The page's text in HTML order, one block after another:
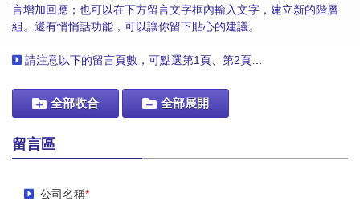
言增加回應；也可以在下方留言文字框內輸入文字，建立新的階層
組。還有悄悄話功能，可以讓你留下貼心的建議。
請注意以下的留言頁數，可點選第1頁、第2頁…
全部收合 全部展開
留言區
公司名稱*